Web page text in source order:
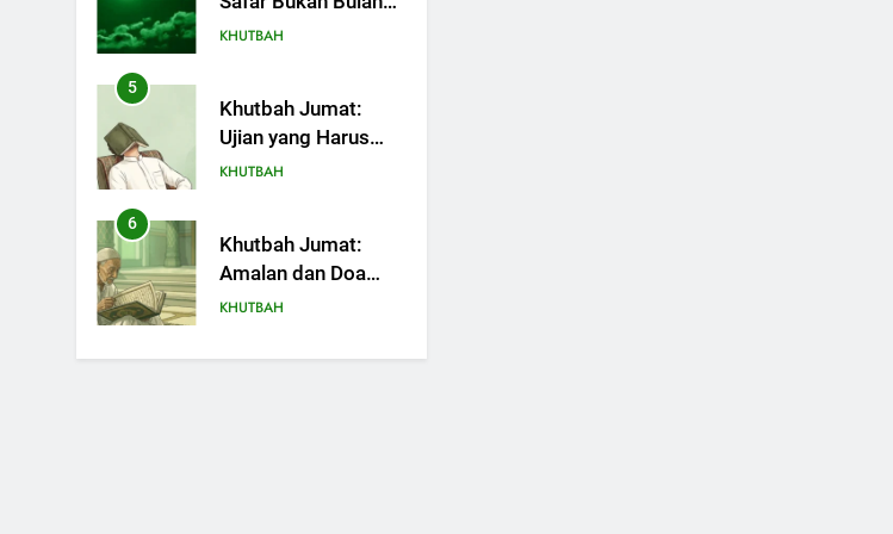
Sial
KHUTBAH
5
Khutbah Jumat:
Ujian yang Harus
Kita Syukuri
KHUTBAH
6
Khutbah Jumat:
Amalan dan Doa
Orang Tua agar
Pesantren Sukses
KHUTBAH
7